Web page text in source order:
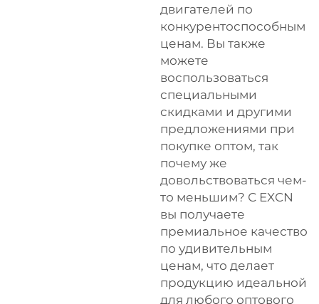
двигателей по
конкурентоспособным
ценам. Вы также
можете
воспользоваться
специальными
скидками и другими
предложениями при
покупке оптом, так
почему же
довольствоваться чем-
то меньшим? С EXCN
вы получаете
премиальное качество
по удивительным
ценам, что делает
продукцию идеальной
для любого оптового